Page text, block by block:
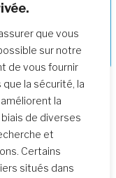
que vous
sur notre
de vous fournir
la sécurité, la
la
de diverses
et
Certains
situés dans